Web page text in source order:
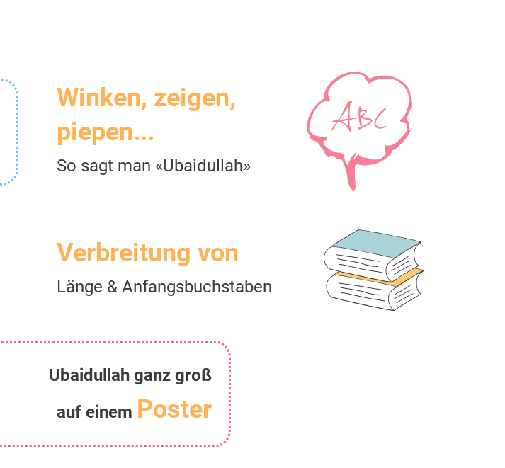
Winken, zeigen,
piepen...
So sagt man «Ubaidullah»
Verbreitung von
Länge & Anfangsbuchstaben
Ubaidullah ganz groß
auf einem Poster